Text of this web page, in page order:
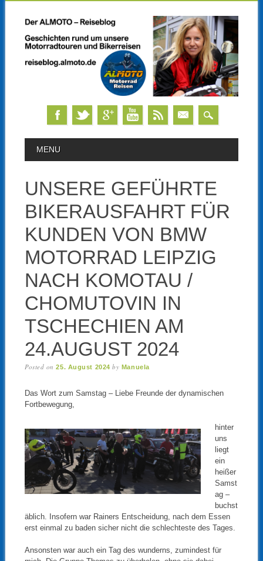
MAIN MENU
MENU
UNSERE GEFÜHRTE
BIKERAUSFAHRT FÜR
KUNDEN VON BMW
MOTORRAD LEIPZIG
NACH KOMOTAU /
CHOMUTOVIN IN
TSCHECHIEN AM
24.AUGUST 2024
Posted on25. August 2024 by Manuela
Das Wort zum Samstag – Liebe Freunde der dynamischen
Fortbewegung,
hinter
uns
liegt
ein
heißer
Samst
ag –
buchst
äblich. Insofern war Rainers Entscheidung, nach dem Essen
erst einmal zu baden sicher nicht die schlechteste des Tages.
Ansonsten war auch ein Tag des wunderns, zumindest für